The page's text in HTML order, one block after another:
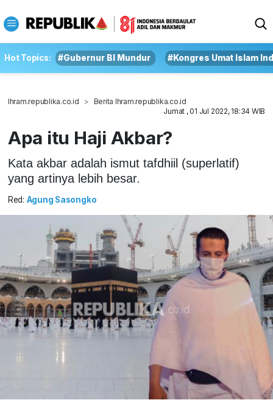
Hot Topics: #Gubernur BI Mundur #Kongres Umat Islam
Ihram.republika.co.id
Berita Ihram.republika.co.id
Jumat , 01 Jul 2022, 18:34 WIB
Apa itu Haji Akbar?
Kata akbar adalah ismut tafdhiil (superlatif)
yang artinya lebih besar.
Red: Agung Sasongko